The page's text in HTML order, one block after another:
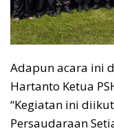
Adapun acara ini
Hartanto Ketua
“Kegiatan ini
Persaudaraan